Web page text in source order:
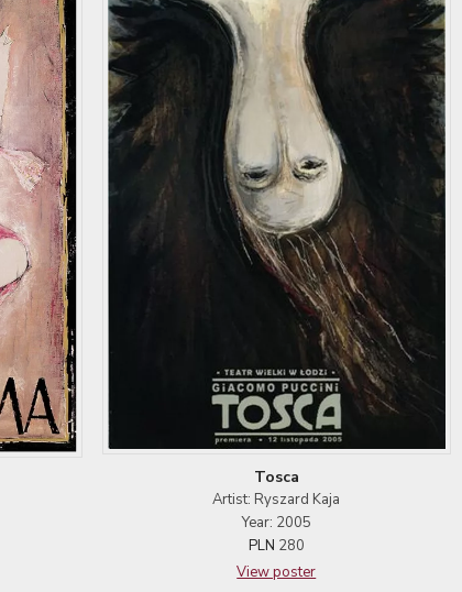
Tosca
Artist: Ryszard Kaja
Year: 2005
PLN 280
View poster